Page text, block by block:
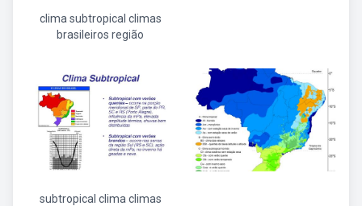
clima subtropical climas
brasileiros região
subtropical clima climas